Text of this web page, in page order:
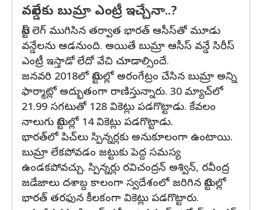
వన్డేలకు బుమ్రా ఎంట్రీ ఇచ్చేనా..?
టెస్ట్ లెగ్ ముగిసిన తర్వాత భారత్ ఆసీస్‌తో మూడు
వన్డేలను ఆడనుంది. అయితే బుమ్రా ఆసీస్ వన్డే సిరీస్
ఎంట్రీ ఇస్తాడో లేదో వేచి చూడాల్సిందే.
జనవరి 2018లో టెస్టుల్లో అరంగేట్రం చేసిన బుమ్రా అన్ని
ఫార్మాట్లో అద్భుతంగా రాణిస్తున్నారు. 30 మ్యాచ్‌లో
21.99 సగటుతో 128 వికెట్లు పడగొట్టాడు. కేవలం
నాలుగు టెస్టుల్లో 14 వికెట్లు పడగొట్టాడు.
భారత్‌లో పిచ్‌లు స్పిన్నర్లకు అనుకూలంగా ఉంటాయి.
బుమ్రా లేకపోవడం జట్టుకు పెద్ద సమస్య
ఉండకపోవచ్చు. స్పిన్నర్లు రవిచంద్రన్‌ అశ్విన్‌, రవీంద్ర
జడేజాలు దశాబ్ద కాలంగా స్వదేశంలో జరిగిన టెస్టుల్లో
భారత్‌ తరఫున కీలకంగా వికెట్లు పడగొట్టారు.